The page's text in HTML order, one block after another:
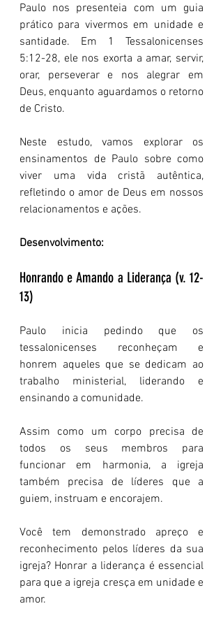
Paulo nos presenteia com um guia
prático para vivermos em unidade e
santidade. Em 1 Tessalonicenses
5:12-28, ele nos exorta a amar, servir,
orar, perseverar e nos alegrar em
Deus, enquanto aguardamos o retorno
de Cristo.
Neste estudo, vamos explorar os
ensinamentos de Paulo sobre como
viver uma vida cristã autêntica,
refletindo o amor de Deus em nossos
relacionamentos e ações.
Desenvolvimento:
Honrando e Amando a Liderança (v. 12-
13)
Paulo inicia pedindo que os
tessalonicenses reconheçam e
honrem aqueles que se dedicam ao
trabalho ministerial, liderando e
ensinando a comunidade.
Assim como um corpo precisa de
todos os seus membros para
funcionar em harmonia, a igreja
também precisa de líderes que a
guiem, instruam e encorajem.
Você tem demonstrado apreço e
reconhecimento pelos líderes da sua
igreja? Honrar a liderança é essencial
para que a igreja cresça em unidade e
amor.